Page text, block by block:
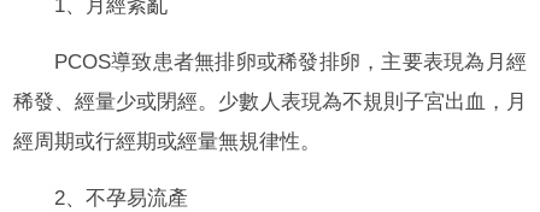
1、月經紊亂
PCOS導致患者無排卵或稀發排卵，主要表現為月經
稀發、經量少或閉經。少數人表現為不規則子宮出血，月
經周期或行經期或經量無規律性。
2、不孕易流產